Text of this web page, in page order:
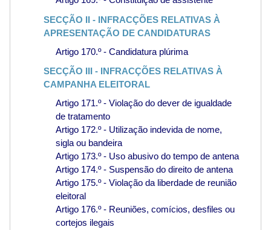
SECÇÃO II - INFRACÇÕES RELATIVAS À
APRESENTAÇÃO DE CANDIDATURAS
Artigo 170.º - Candidatura plúrima
SECÇÃO III - INFRACÇÕES RELATIVAS À
CAMPANHA ELEITORAL
Artigo 171.º - Violação do dever de igualdade
de tratamento
Artigo 172.º - Utilização indevida de nome,
sigla ou bandeira
Artigo 173.º - Uso abusivo do tempo de antena
Artigo 174.º - Suspensão do direito de antena
Artigo 175.º - Violação da liberdade de reunião
eleitoral
Artigo 176.º - Reuniões, comícios, desfiles ou
cortejos ilegais